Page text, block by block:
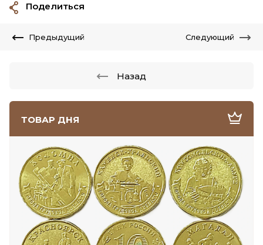
ТОВАР ДНЯ
Поделиться
Предыдущий Следующий
Назад